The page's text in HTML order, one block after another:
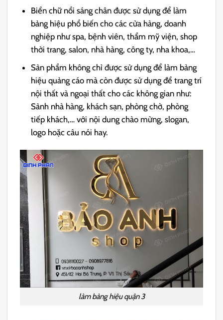
Biển chữ nổi sáng chân được sử dụng để làm
bảng hiệu phổ biến cho các cửa hàng, doanh
nghiệp như spa, bệnh viên, thẩm mỹ viện, shop
thời trang, salon, nhà hàng, công ty, nha khoa,…
Sản phẩm không chỉ được sử dụng để làm bảng
hiệu quảng cáo mà còn được sử dụng để trang trí
nội thất và ngoại thất cho các không gian như:
Sảnh nhà hàng, khách sạn, phòng chờ, phòng
tiếp khách,… với nội dung chào mừng, slogan,
logo hoặc câu nói hay.
làm bảng hiệu quận 3